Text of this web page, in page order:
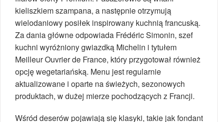
kieliszkiem szampana, a następnie otrzymują
wielodaniowy posiłek inspirowany kuchnią francuską.
Za dania główne odpowiada Frédéric Simonin, szef
kuchni wyróżniony gwiazdką Michelin i tytułem
Meilleur Ouvrier de France, który przygotował również
opcję wegetariańską. Menu jest regularnie
aktualizowane i oparte na świeżych, sezonowych
produktach, w dużej mierze pochodzących z Francji.
Wśród deserów pojawiają się klasyki, takie jak fondant